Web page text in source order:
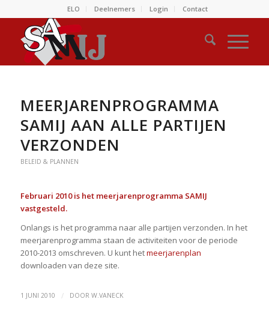
ELO Deelnemers Login Contact
MEERJARENPROGRAMMA
SAMIJ AAN ALLE PARTIJEN
VERZONDEN
BELEID & PLANNEN
Februari 2010 is het meerjarenprogramma SAMIJ
vastgesteld.
Onlangs is het programma naar alle partijen verzonden. In het
meerjarenprogramma staan de activiteiten voor de periode
2010-2013 omschreven. U kunt hetmeerjarenplan
downloaden van deze site.
1 JUNI 2010 / DOOR W.VANECK